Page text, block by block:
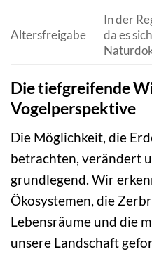
Altersfreigabe
In der
da es
Die tiefgreifende
Vogelperspektive
Die Möglichkeit, die
betrachten, verändert
grundlegend. Wir
Ökosystemen, die
Lebensräume und die
unsere Landschaft